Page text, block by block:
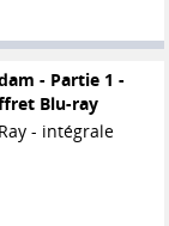
- Partie 1 -
Blu-ray
- intégrale